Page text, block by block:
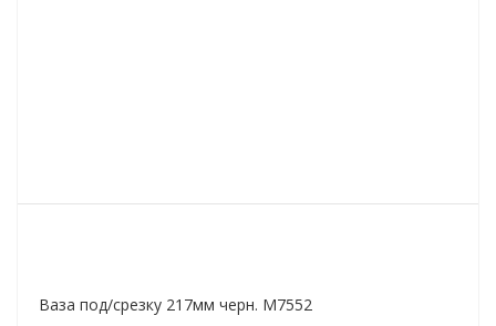
Ваза под/срезку 217мм черн. М7552